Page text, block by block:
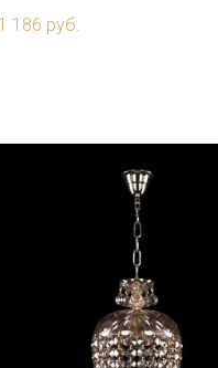
186 руб.